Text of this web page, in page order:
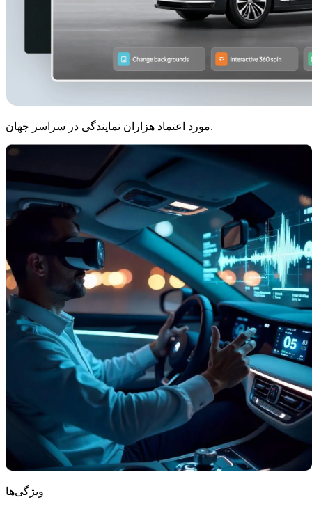
مورد اعتماد هزاران نمایندگی در سراسر جهان.
ویژگی‌ها